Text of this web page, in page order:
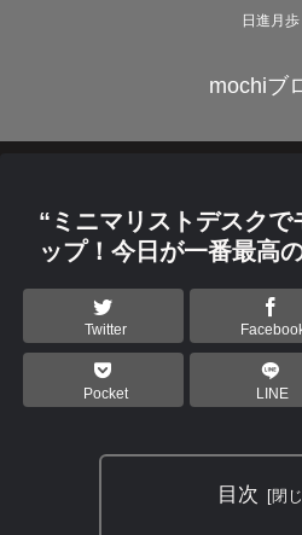
日進月歩
mochiブ
“ミニマリストデスク
ップ！今日が一番最高
Twitter
Pocket LINE
目次